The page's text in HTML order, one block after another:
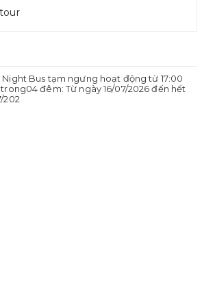
Night Bus tạm ngưng hoạt động từ 17:00
đêm: Từ ngày 16/07/2026 đến hết
202